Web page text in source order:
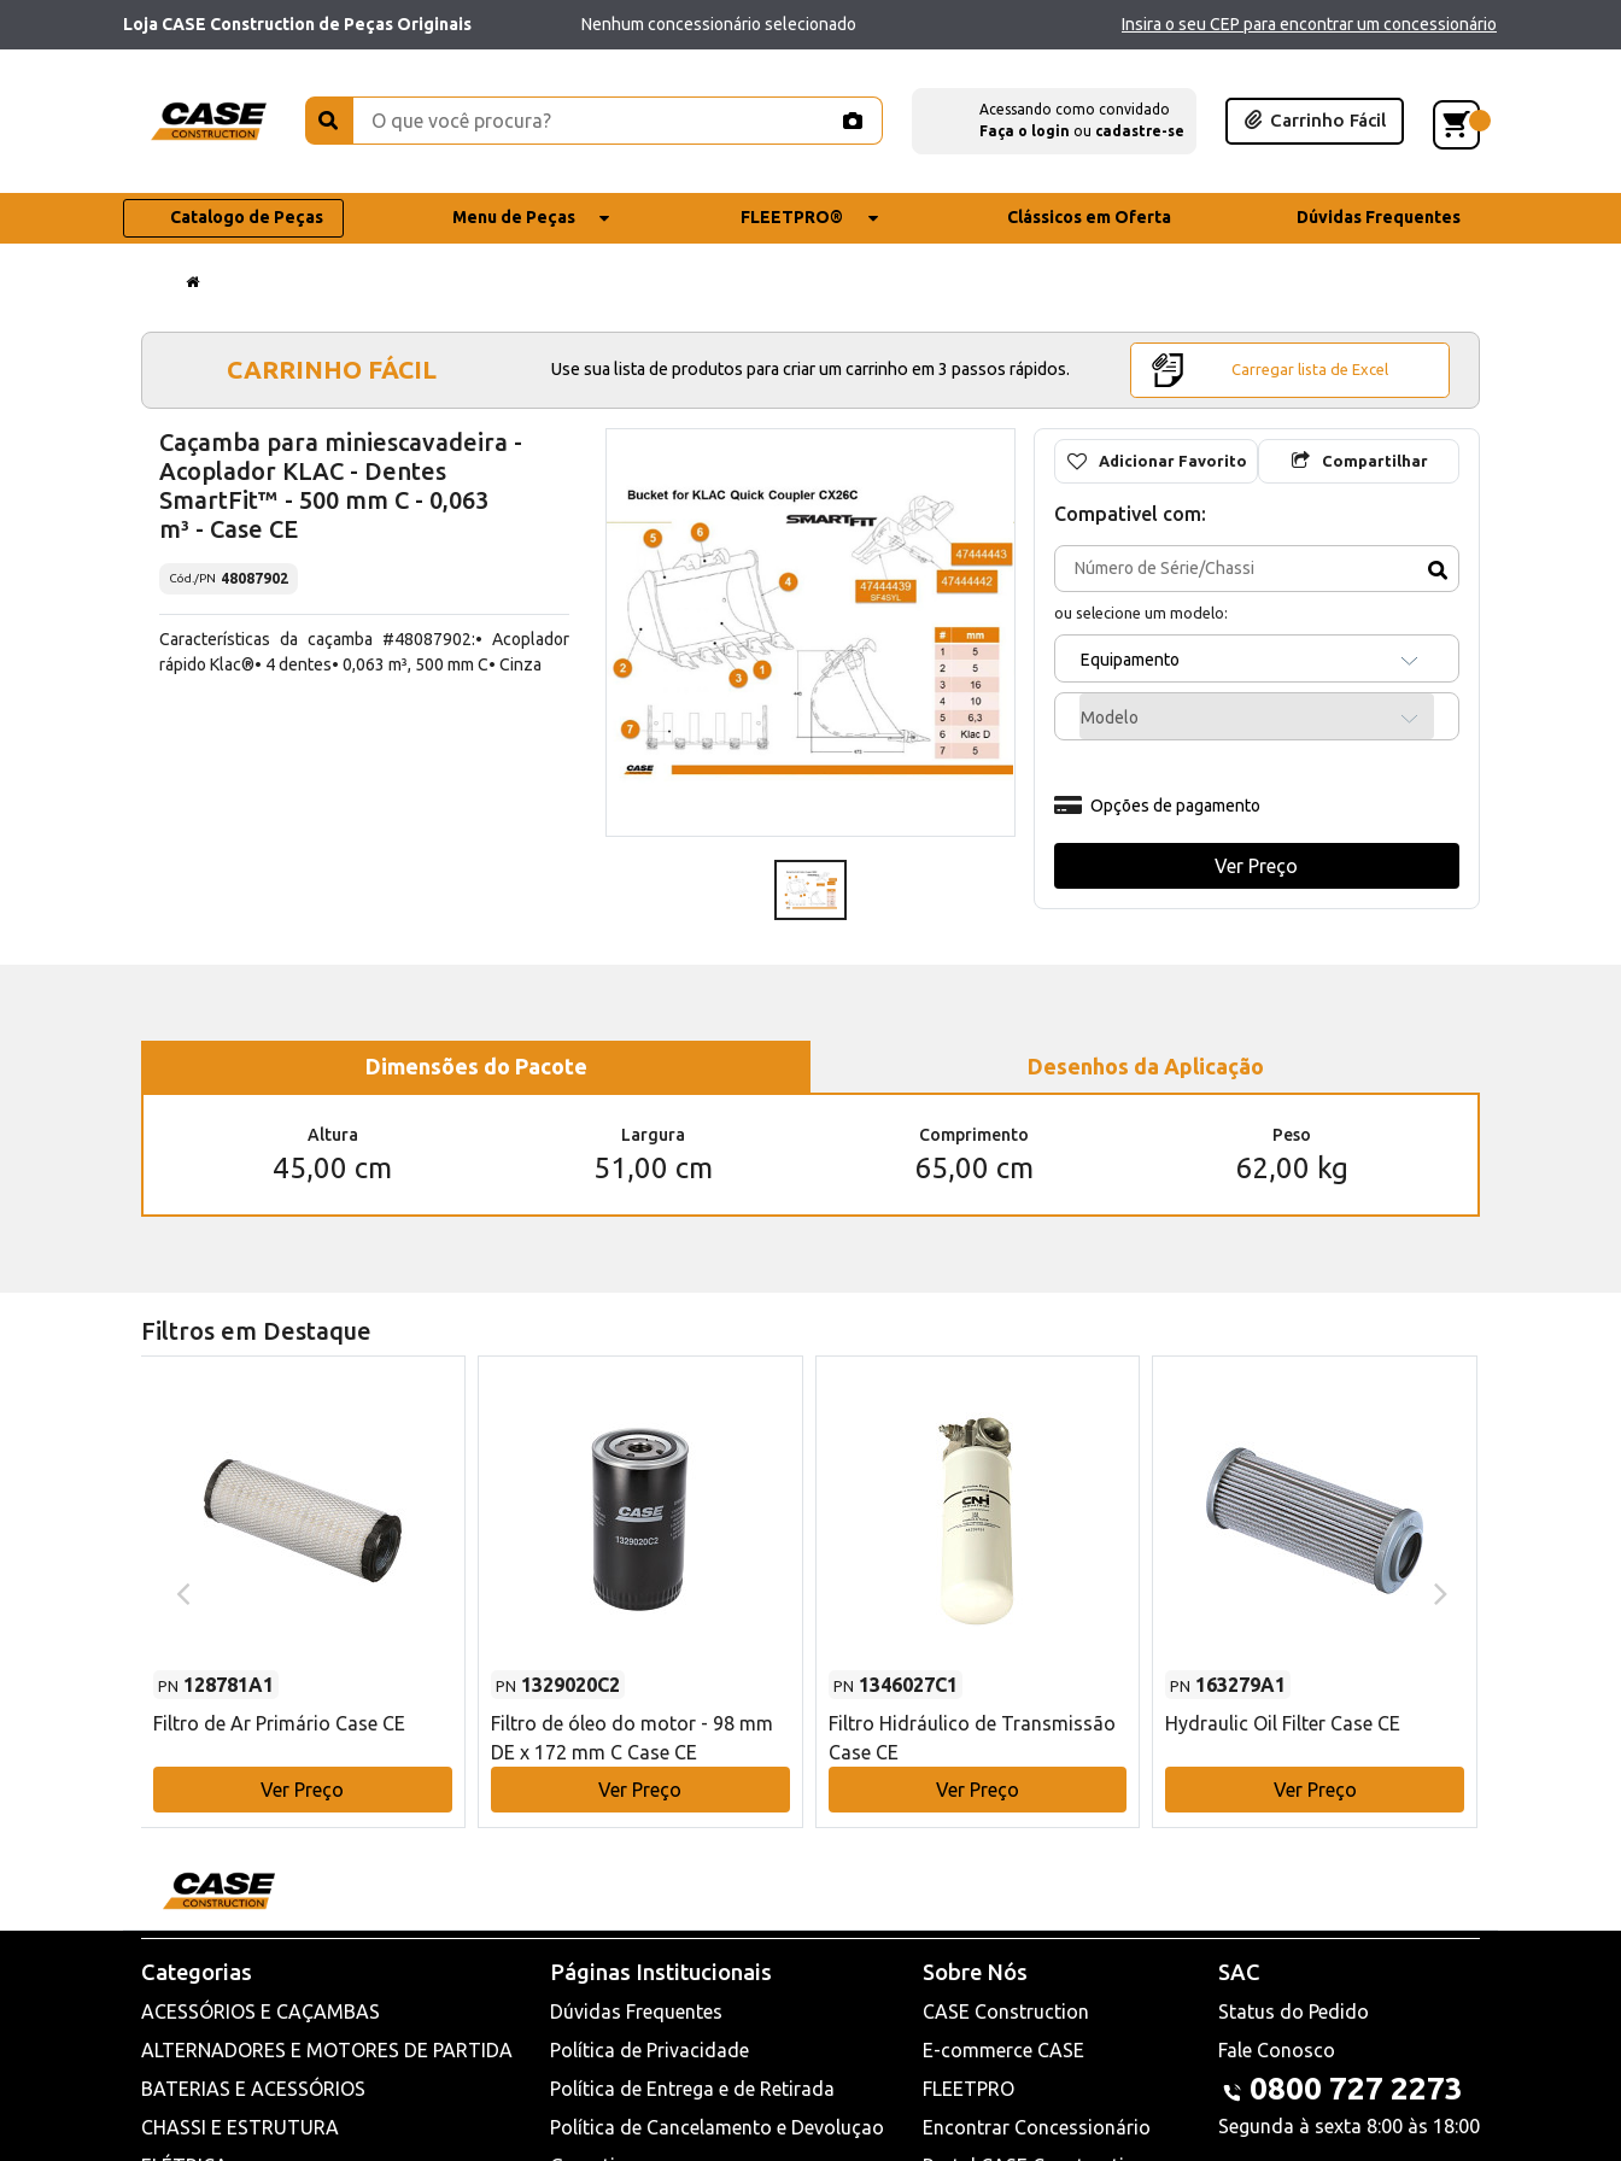
Loja CASE Construction de Peças Originais Nenhum concessionário selecionado Insira o seu CEP para encontrar um concessionário
Acessando como convidado
Faça o login ou cadastre-se
Carrinho Fácil
Catalogo de Peças Menu de Peças FLEETPRO® Clássicos em Oferta Dúvidas Frequentes
CARRINHO FÁCIL Use sua lista de produtos para criar um carrinho em 3 passos rápidos. Carregar lista de Excel
Caçamba para miniescavadeira -
Acoplador KLAC - Dentes
SmartFit™ - 500 mm C - 0,063
m³ - Case CE
Cód./PN 48087902
Características da caçamba #48087902:• Acoplador
rápido Klac®• 4 dentes• 0,063 m³, 500 mm C• Cinza
Adicionar Favorito Compartilhar
Compativel com:
ou selecione um modelo:
Equipamento
Modelo
Opções de pagamento
Ver Preço
Dimensões do Pacote Desenhos da Aplicação
Altura
45,00 cm
Largura
51,00 cm
Comprimento
65,00 cm
Peso
62,00 kg
Filtros em Destaque
PN 128781A1
Filtro de Ar Primário Case CE
Ver Preço
PN 1329020C2
Filtro de óleo do motor - 98 mm
DE x 172 mm C Case CE
Ver Preço
PN 1346027C1
Filtro Hidráulico de Transmissão
Case CE
Ver Preço
PN 163279A1
Hydraulic Oil Filter Case CE
Ver Preço
Categorias
ACESSÓRIOS E CAÇAMBAS
ALTERNADORES E MOTORES DE PARTIDA
BATERIAS E ACESSÓRIOS
CHASSI E ESTRUTURA
Páginas Institucionais
Dúvidas Frequentes
Política de Privacidade
Política de Entrega e de Retirada
Política de Cancelamento e Devoluçao
Sobre Nós
CASE Construction
E-commerce CASE
FLEETPRO
Encontrar Concessionário
SAC
Status do Pedido
Fale Conosco
0800 727 2273
Segunda à sexta 8:00 às 18:00